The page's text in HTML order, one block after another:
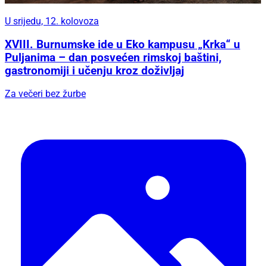
U srijedu, 12. kolovoza
XVIII. Burnumske ide u Eko kampusu „Krka“ u
Puljanima – dan posvećen rimskoj baštini,
gastronomiji i učenju kroz doživljaj
Za večeri bez žurbe